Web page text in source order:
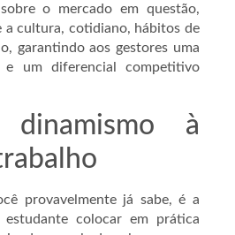
o mercado em questão,
a cultura, cotidiano, hábitos de
garantindo aos gestores uma
e um diferencial competitivo
à
provavelmente já sabe, é a
colocar em prática